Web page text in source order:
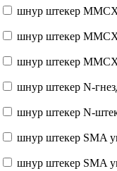
шнур штекер
шнур штекер
шнур штекер
шнур штекер N-
шнур штекер N-
шнур штекер SMA
шнур штекер SMA